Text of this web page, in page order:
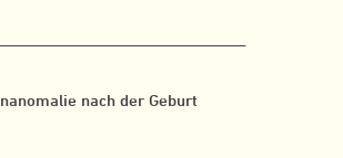
nach der Geburt